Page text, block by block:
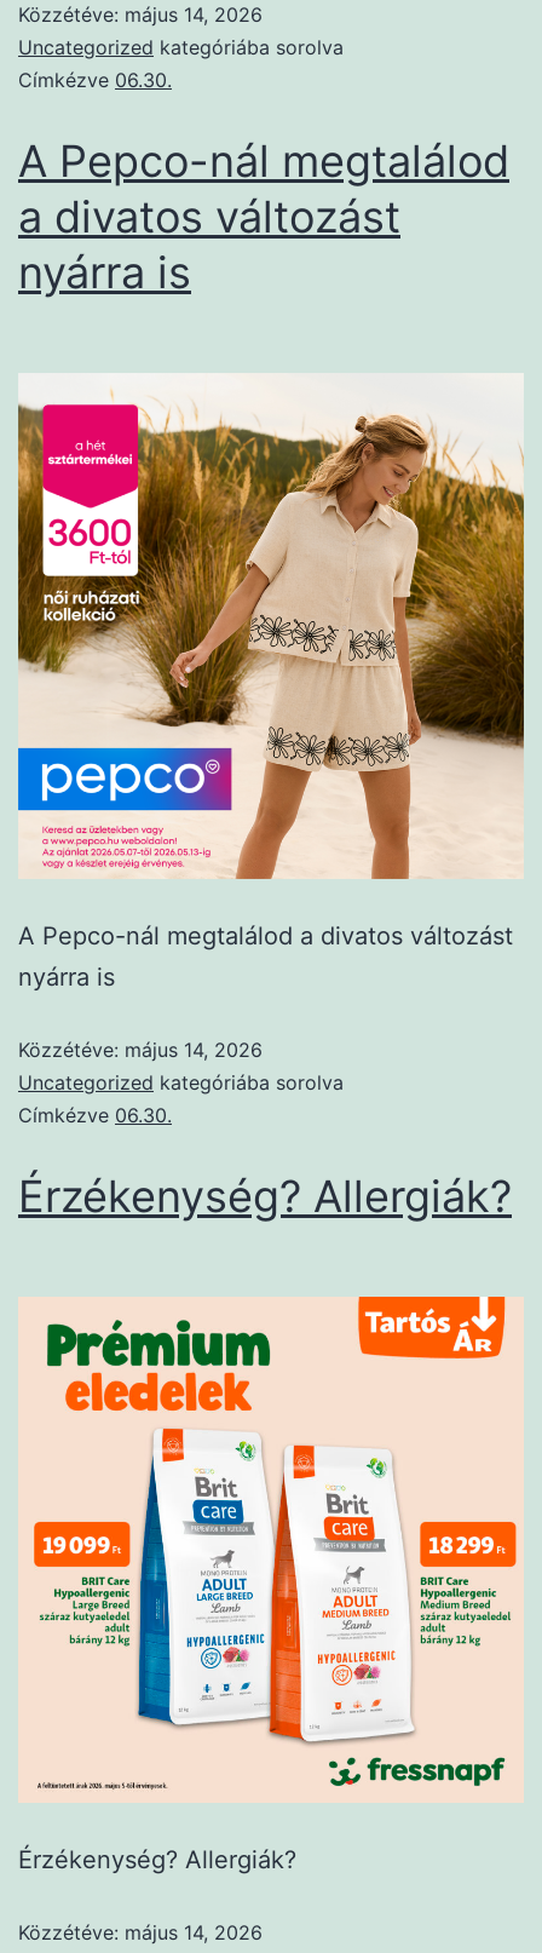
Közzétéve: május 14, 2026
Uncategorized kategóriába sorolva
Címkézve 06.30.
A Pepco-nál megtalálod
a divatos változást
nyárra is
A Pepco-nál megtalálod a divatos változást
nyárra is
Közzétéve: május 14, 2026
Uncategorized kategóriába sorolva
Címkézve 06.30.
Érzékenység? Allergiák?
Érzékenység? Allergiák?
Közzétéve: május 14, 2026